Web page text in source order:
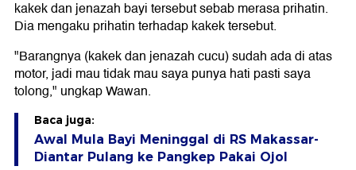
kakek dan jenazah bayi tersebut sebab merasa prihatin.
Dia mengaku prihatin terhadap kakek tersebut.
"Barangnya (kakek dan jenazah cucu) sudah ada di atas
motor, jadi mau tidak mau saya punya hati pasti saya
tolong," ungkap Wawan.
Baca juga:
Awal Mula Bayi Meninggal di RS Makassar-
Diantar Pulang ke Pangkep Pakai Ojol